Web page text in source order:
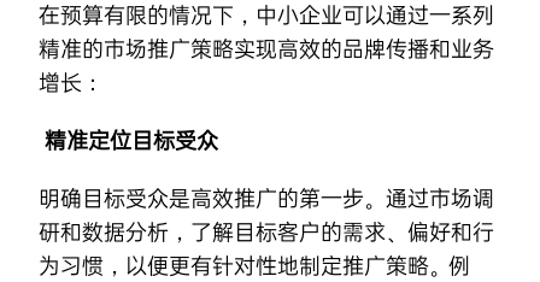
在预算有限的情况下，中小企业可以通过一系列
精准的市场推广策略实现高效的品牌传播和业务
增长：
精准定位目标受众
明确目标受众是高效推广的第一步。通过市场调
研和数据分析，了解目标客户的需求、偏好和行
为习惯，以便更有针对性地制定推广策略。例